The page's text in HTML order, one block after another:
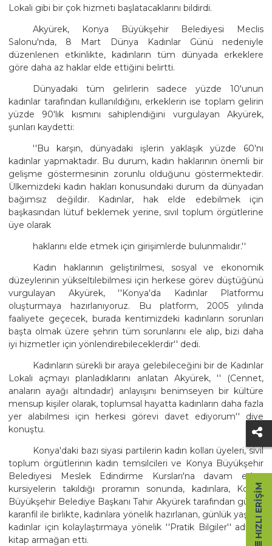
Lokali gibi bir çok hizmeti başlatacaklarını bildirdi.
Akyürek, Konya Büyükşehir Belediyesi Meclis
Salonu'nda, 8 Mart Dünya Kadınlar Günü nedeniyle
düzenlenen etkinlikte, kadınların tüm dünyada erkeklere
göre daha az haklar elde ettiğini belirtti.
Dünyadaki tüm gelirlerin sadece yüzde 10'unun
kadınlar tarafından kullanıldığını, erkeklerin ise toplam gelirin
yüzde 90'lık kısmını sahiplendiğini vurgulayan Akyürek,
şunları kaydetti:
''Bu karşın, dünyadaki işlerin yaklaşık yüzde 60'nı
kadınlar yapmaktadır. Bu durum, kadın haklarının önemli bir
gelişme göstermesinin zorunlu olduğunu göstermektedir.
Ülkemizdeki kadın hakları konusundaki durum da dünyadan
bağımsız değildir. Kadınlar, hak elde edebilmek için
başkasından lütuf beklemek yerine, sıvıl toplum örgütlerine
üye olarak
haklarını elde etmek için girişimlerde bulunmalıdır.''
Kadın haklarının geliştirilmesi, sosyal ve ekonomik
düzeylerinin yükseltilebilmesi için herkese görev düştüğünü
vurgulayan Akyürek, ''Konya'da Kadınlar Platformu
oluşturmaya hazırlanıyoruz. Bu platform, 2005 yılında
faaliyete geçecek, burada kentimizdeki kadınların sorunları
başta olmak üzere şehrin tüm sorunlarını ele alıp, bizi daha
iyi hizmetler için yönlendirebileceklerdir'' dedi.
Kadınların sürekli bir araya gelebileceğini bir de Kadınlar
Lokali açmayı planladıklarını anlatan Akyürek, '' (Cennet,
anaların ayağı altındadır) anlayışını benimseyen bir kültüre
mensup kişiler olarak, toplumsal hayatta kadınların daha fazla
yer alabilmesi için herkesi görevi davet ediyorum'' diye
konuştu.
Konya'daki bazı siyasi partilerin kadın kolları üyeleri, sivil
toplum örgütlerinin kadın temsilcileri ve Konya Büyükşehir
Belediyesi Meslek Edindirme Kursları'na davam eden
kursiyelerin takıldığı proramın sonunda, kadınlara, Konya
Büyükşehir Belediye Başkanı Tahir Akyürek tarafından gül ve
karanfil ile birlikte, kadınlara yönelik hazırlanan, günlük yaşamı
kadınlar için kolaylaştırmaya yönelik ''Pratik Bilgiler'' adlı bir
kitap armağan etti.
HIZLI ERIŞIM